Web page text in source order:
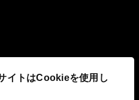
イトはCookieを使用し
み